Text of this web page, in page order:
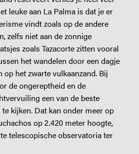
leuke aan La Palma is dat je er
vindt zoals op de andere
zelfs niet aan de zonnige
zoals Tazacorte zitten vooral
het wandelen door een dagje
op het zwarte vulkaanzand. Bij
de ongereptheid en de
een van de beste
kijken. Dat kan onder meer op
op 2.420 meter hoogte,
telescopische observatoria ter